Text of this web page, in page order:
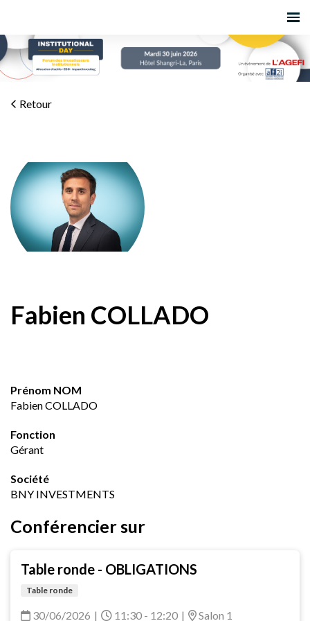
Retour
Fabien COLLADO
Prénom NOM
Fabien COLLADO
Fonction
Gérant
Société
BNY INVESTMENTS
Conférencier sur
Table ronde - OBLIGATIONS
Table ronde
30/06/2026 | 11:30 - 12:20 | Salon 1